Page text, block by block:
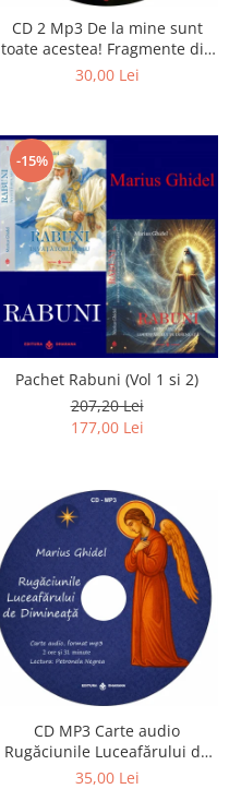
CD 2 Mp3 De la mine sunt
toate acestea! Fragmente din
cărțile lui Marius Ghidel
30,00 Lei
-15%
Pachet Rabuni (Vol 1 si 2)
207,20 Lei
177,00 Lei
CD MP3 Carte audio
Rugăciunile Luceafărului de
dimineață
35,00 Lei